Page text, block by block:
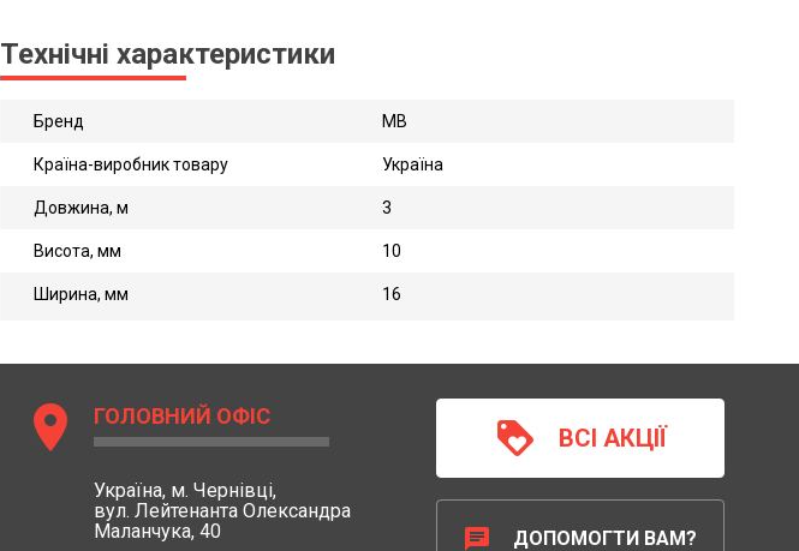
Технічні характеристики
Бренд MB
Країна-виробник товару Україна
Довжина, м 3
Висота, мм 10
Ширина, мм 16
location_on ГОЛОВНИЙ ОФІС
Україна, м. Чернівці,
вул. Лейтенанта Олександра
Маланчука, 40
loyalty ВСІ АКЦІЇ
chat ДОПОМОГТИ ВАМ?